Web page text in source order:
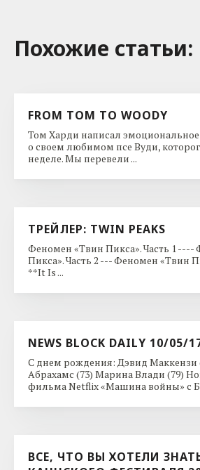
Похожие cтатьи:
FROM TOM TO WOODY
Том Харди написал
о своем любимом псе Вуди,
неделе. Мы перевели ...
ТРЕЙЛЕР: TWIN PEAKS
Феномен «Твин Пикса». Часть 1
Пикса». Часть 2 --- Феномен «Твин
**It Is ...
NEWS BLOCK DAILY 10/05/
С днем рождения: Дэвид
Абрахамс (73) Марина Влади (79)
фильма Netflix «Машина войны» с
ВСЕ, ЧТО ВЫ ХОТЕЛИ